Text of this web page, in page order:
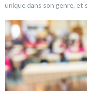
unique dans son genre, et